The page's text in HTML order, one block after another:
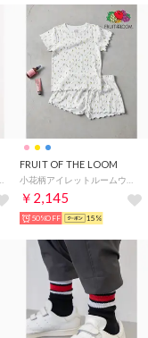
FRUIT OF THE LOOM
￥2,145
50%OFF 15%